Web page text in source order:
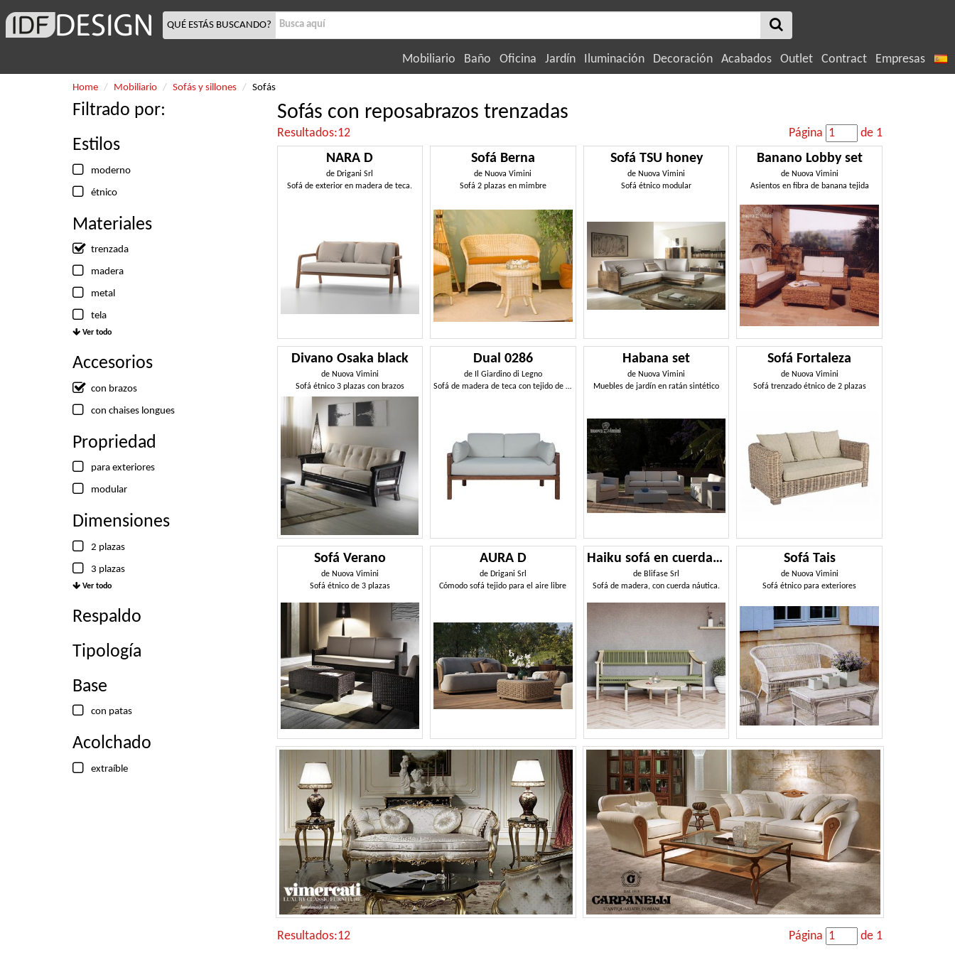
QUÉ ESTÁS BUSCANDO?
Mobiliario Baño Oficina Jardín Iluminación Decoración Acabados Outlet Contract Empresas
Home Mobiliario Sofás y sillones Sofás
Sofás con reposabrazos trenzadas
Resultados:12 Página de 1
NARA D
de Drigani Srl
Sofá de exterior en madera de teca.
Sofá Berna
de Nuova Vimini
Sofá 2 plazas en mimbre
Sofá TSU honey
de Nuova Vimini
Sofá étnico modular
Banano Lobby set
de Nuova Vimini
Asientos en fibra de banana tejida
Divano Osaka black
de Nuova Vimini
Sofá étnico 3 plazas con brazos
Dual 0286
de
Il Giardino di Legno
Sofá de madera de teca con tejido de paja viena
Habana set
de Nuova Vimini
Muebles de jardín en ratán sintético
Sofá Fortaleza
de Nuova Vimini
Sofá trenzado étnico de 2 plazas
Sofá Verano
de Nuova Vimini
Sofá étnico de 3 plazas
AURA D
de Drigani Srl
Cómodo sofá tejido para el aire libre
Haiku sofá en cuerda náutica
de Blifase Srl
Sofá de madera, con cuerda náutica.
Sofá Tais
de Nuova Vimini
Sofá étnico para exteriores
Resultados:12 Página de 1
Filtrado por:
Estilos
moderno
étnico
Materiales
trenzada
madera
metal
tela
Ver todo
Accesorios
con brazos
con chaises longues
Propriedad
para exteriores
modular
Dimensiones
2 plazas
3 plazas
Ver todo
Respaldo
Tipología
Base
con patas
Acolchado
extraíble